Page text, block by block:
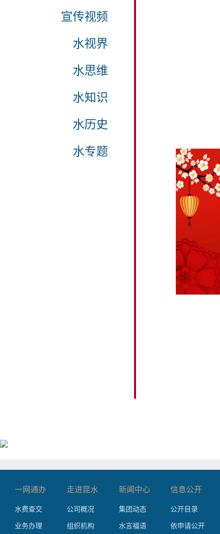
宣传视频
水视界
水思维
水知识
水历史
水专题
一网通办
水费查交
业务办理
走进昆水
公司概况
组织机构
新闻中心
集团动态
水言福语
信息公开
公开目录
依申请公开